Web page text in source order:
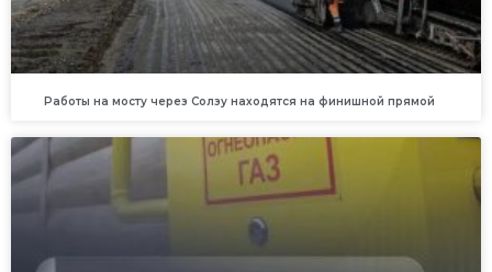
Работы на мосту через Солзу находятся на финишной прямой